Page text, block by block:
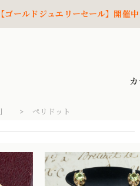
ゴールドジュエリーセール】開催
ペリドット